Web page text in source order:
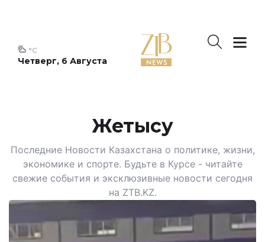
Четверг, 6 Августа
°C
Жетысу
Последние Новости Казахстана о политике, жизни,
экономике и спорте. Будьте в Курсе - читайте
свежие события и эксклюзивные новости сегодня
на ZTB.KZ.